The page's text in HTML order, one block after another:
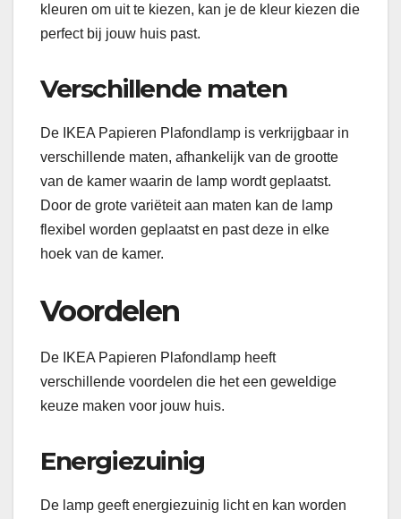
kleuren om uit te kiezen, kan je de kleur kiezen die
perfect bij jouw huis past.
Verschillende maten
De IKEA Papieren Plafondlamp is verkrijgbaar in
verschillende maten, afhankelijk van de grootte
van de kamer waarin de lamp wordt geplaatst.
Door de grote variëteit aan maten kan de lamp
flexibel worden geplaatst en past deze in elke
hoek van de kamer.
Voordelen
De IKEA Papieren Plafondlamp heeft
verschillende voordelen die het een geweldige
keuze maken voor jouw huis.
Energiezuinig
De lamp geeft energiezuinig licht en kan worden